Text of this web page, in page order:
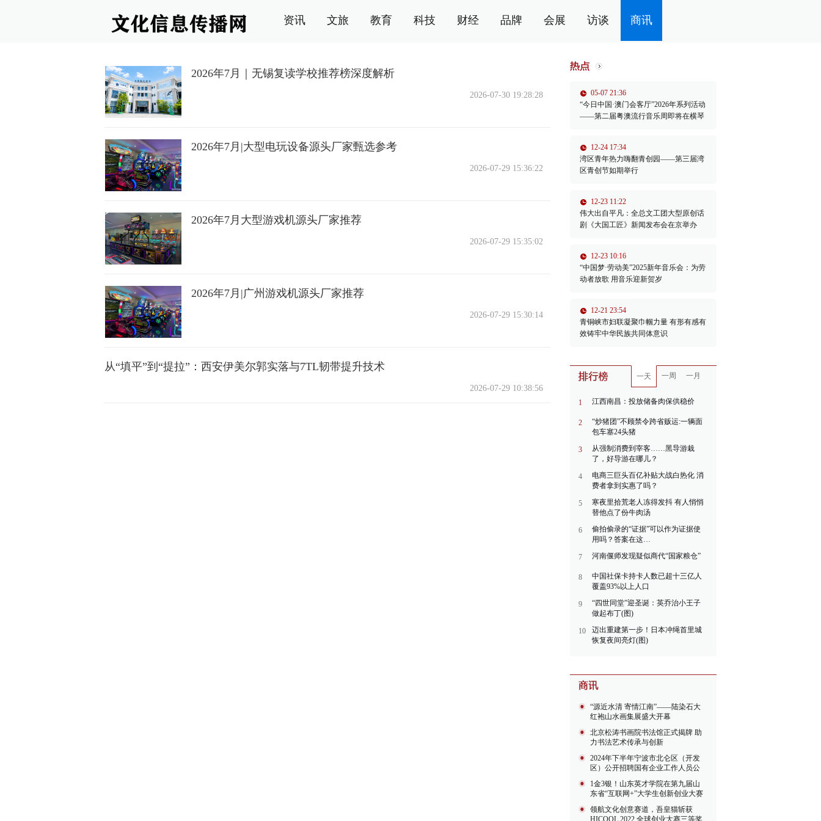
资讯 文旅 教育 科技 财经 品牌 会展 访谈 商讯
2026年7月｜无锡复读学校推荐榜深度解析
2026-07-30 19:28:28
2026年7月|大型电玩设备源头厂家甄选参考
2026-07-29 15:36:22
2026年7月大型游戏机源头厂家推荐
2026-07-29 15:35:02
2026年7月|广州游戏机源头厂家推荐
2026-07-29 15:30:14
从“填平”到“提拉”：西安伊美尔郭实落与7TL韧带提升技术
2026-07-29 10:38:56
05-07 21:36
“今日中国·澳门会客厅”2026年系列活动
——第二届粤澳流行音乐周即将在横琴
12-24 17:34
湾区青年热力嗨翻青创园——第三届湾
区青创节如期举行
12-23 11:22
伟大出自平凡：全总文工团大型原创话
剧《大国工匠》新闻发布会在京举办
12-23 10:16
“中国梦·劳动美”2025新年音乐会：为劳
动者放歌 用音乐迎新贺岁
12-21 23:54
青铜峡市妇联凝聚巾帼力量 有形有感有
效铸牢中华民族共同体意识
一天 一周 一月
1 江西南昌：投放储备肉保供稳价
2
“炒猪团”不顾禁令跨省贩运:一辆面
包车塞24头猪
3
从强制消费到宰客……黑导游栽
了，好导游在哪儿？
4
电商三巨头百亿补贴大战白热化 消
费者拿到实惠了吗？
5
寒夜里拾荒老人冻得发抖 有人悄悄
替他点了份牛肉汤
6
偷拍偷录的“证据”可以作为证据使
用吗？答案在这…
7 河南偃师发现疑似商代“国家粮仓”
8
中国社保卡持卡人数已超十三亿人
覆盖93%以上人口
9
“四世同堂”迎圣诞：英乔治小王子
做起布丁(图)
10
迈出重建第一步！日本冲绳首里城
恢复夜间亮灯(图)
“源近水清 寄情江南”——陆染石大
红袍山水画集展盛大开幕
北京松涛书画院书法馆正式揭牌 助
力书法艺术传承与创新
2024年下半年宁波市北仑区（开发
区）公开招聘国有企业工作人员公
1金3银！山东英才学院在第九届山
东省“互联网+”大学生创新创业大赛
领航文化创意赛道，吾皇猫斩获
HICOOL 2022 全球创业大赛三等奖